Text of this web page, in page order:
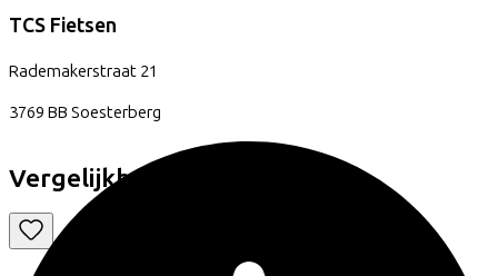
TCS Fietsen
Rademakerstraat 21
3769 BB Soesterberg
Vergelijkbare fietsen